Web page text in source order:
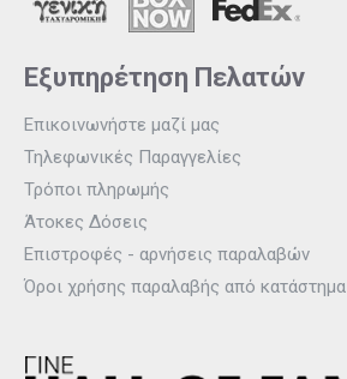
Εξυπηρέτηση Πελατών
Επικοινωνήστε μαζί μας
Τηλεφωνικές Παραγγελίες
Τρόποι πληρωμής
Άτοκες Δόσεις
Επιστροφές - αρνήσεις παραλαβών
Όροι χρήσης παραλαβής από κατάστημα